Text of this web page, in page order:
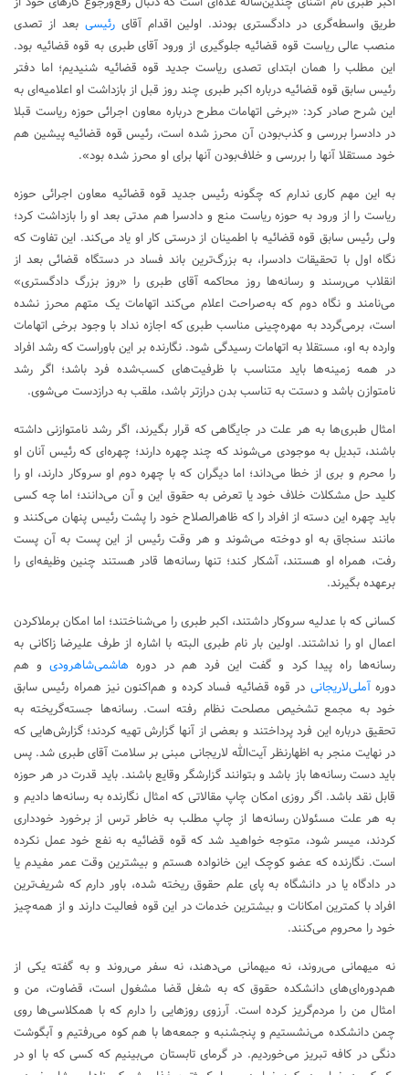
طریق واسطه‌گری در دادگستری بودند. اولین اقدام آقایرئیسیبعد از تصدی
منصب عالی ریاست قوه قضائیه جلوگیری از ورود آقای طبری به قوه قضائیه بود.
این مطلب را همان ابتدای تصدی ریاست جدید قوه قضائیه شنیدیم؛ اما دفتر
رئیس سابق قوه قضائیه درباره اکبر طبری چند روز قبل از بازداشت او اعلامیه‌ای به
این شرح صادر کرد: «برخی اتهامات مطرح درباره معاون اجرائی حوزه ریاست قبلا
در دادسرا بررسی و کذب‌بودن آن محرز شده است، رئیس قوه قضائیه پیشین هم
خود مستقلا آنها را بررسی و خلاف‌بودن آنها برای او محرز شده بود».
به این مهم کاری ندارم که چگونه رئیس جدید قوه قضائیه معاون اجرائی حوزه
ریاست را از ورود به حوزه ریاست منع و دادسرا هم مدتی بعد او را بازداشت کرد؛
ولی رئیس سابق قوه قضائیه با اطمینان از درستی کار او یاد می‌کند. این تفاوت که
نگاه اول با تحقیقات دادسرا، به بزرگ‌ترین باند فساد در دستگاه قضائی بعد از
انقلاب می‌رسند و رسانه‌ها روز محاکمه آقای طبری را «روز بزرگ دادگستری»
می‌نامند و نگاه دوم که به‌صراحت اعلام می‌کند اتهامات یک متهم محرز نشده
است، برمی‌گردد به مهره‌چینی مناسب طبری که اجازه نداد با وجود برخی اتهامات
وارده به او، مستقلا به اتهامات رسیدگی شود. نگارنده بر این باوراست که رشد افراد
در همه زمینه‌ها باید متناسب با ظرفیت‌های کسب‌شده فرد باشد؛ اگر رشد
نامتوازن باشد و دستت به تناسب بدن درازتر باشد، ملقب به درازدست می‌شوی.
امثال طبری‌ها به هر علت در جایگاهی که قرار بگیرند، اگر رشد نامتوازنی داشته
باشند، تبدیل به موجودی می‌شوند که چند چهره دارند؛ چهره‌ای که رئیس آنان او
را محرم و بری از خطا می‌داند؛ اما دیگران که با چهره دوم او سروکار دارند، او را
کلید حل مشکلات خلاف خود یا تعرض به حقوق این و آن می‌دانند؛ اما چه کسی
باید چهره این دسته از افراد را که ظاهرالصلاح خود را پشت رئیس پنهان می‌کنند و
مانند سنجاق به او دوخته می‌شوند و هر وقت رئیس از این پست به آن پست
رفت، همراه او هستند، آشکار کند؛ تنها رسانه‌ها قادر هستند چنین وظیفه‌ای را
برعهده بگیرند.
کسانی که با عدلیه سروکار داشتند، اکبر طبری را می‌شناختند؛ اما امکان برملاکردن
اعمال او را نداشتند. اولین بار نام طبری البته با اشاره از طرف علیرضا زاکانی به
رسانه‌ها راه پیدا کرد و گفت این فرد هم در دوره هاشمی‌شاهرودیو هم
دورهآملی‌لاریجانی در قوه قضائیه فساد کرده و هم‌اکنون نیز همراه رئیس سابق
خود به مجمع تشخیص مصلحت نظام رفته است. رسانه‌ها جسته‌گریخته به
تحقیق درباره این فرد پرداختند و بعضی از آنها گزارش تهیه کردند؛ گزارش‌هایی که
در نهایت منجر به اظهارنظر آیت‌الله لاریجانی مبنی بر سلامت آقای طبری شد. پس
باید دست رسانه‌ها باز باشد و بتوانند گزارشگر وقایع باشند. باید قدرت در هر حوزه
قابل نقد باشد. اگر روزی امکان چاپ مقالاتی که امثال نگارنده به رسانه‌ها دادیم و
به هر علت مسئولان رسانه‌ها از چاپ مطلب به خاطر ترس از برخورد خودداری
کردند، میسر شود، متوجه خواهید شد که قوه قضائیه به نفع خود عمل نکرده
است. نگارنده که عضو کوچک این خانواده هستم و بیشترین وقت عمر مفیدم یا
در دادگاه یا در دانشگاه به پای علم حقوق ریخته شده، باور دارم که شریف‌ترین
افراد با کمترین امکانات و بیشترین خدمات در این قوه فعالیت دارند و از همه‌چیز
خود را محروم می‌کنند.
نه میهمانی می‌روند، نه میهمانی می‌دهند، نه سفر می‌روند و به گفته یکی از
هم‌دوره‌ای‌های دانشکده حقوق که به شغل قضا مشغول است، قضاوت، من و
امثال من را مردم‌گریز کرده است. آرزوی روزهایی را دارم که با همکلاسی‌ها روی
چمن دانشکده می‌نشستیم و پنجشنبه و جمعه‌ها با هم کوه می‌رفتیم و آبگوشت
دنگی در کافه تبریز می‌خوردیم. در گرمای تابستان می‌بینیم که کسی که با او در